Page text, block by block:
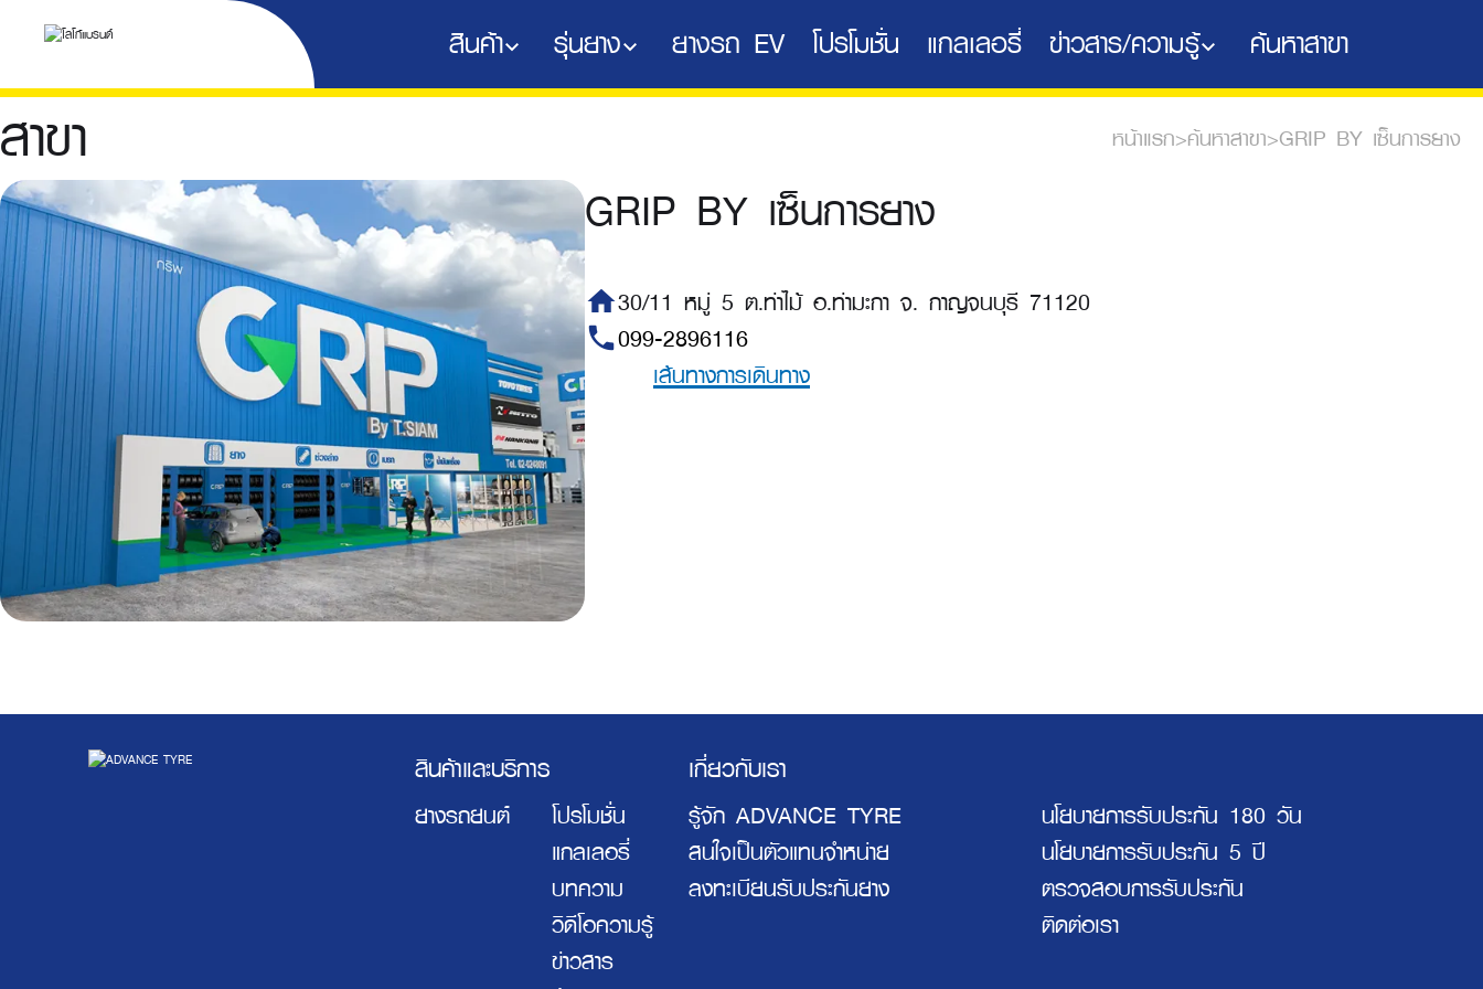
สินค้า รุ่นยาง ยางรถ EV โปรโมชั่น แกลเลอรี่ ข่าวสาร/ความรู้ ค้นหาสาขา
สาขา หน้าแรก>ค้นหาสาขา>GRIP BY เซ็นการยาง
GRIP BY เซ็นการยาง
home30/11 หมู่ 5 ต.ท่าไม้ อ.ท่ามะกา จ. กาญจนบุรี 71120
phone099-2896116
เส้นทางการเดินทาง
สินค้าและบริการ
ยางรถยนต์
โปรโมชั่น
แกลเลอรี่
บทความ
วิดีโอความรู้
ข่าวสาร
เกี่ยวกับเรา
รู้จัก ADVANCE TYRE
สนใจเป็นตัวแทนจำหน่าย
ลงทะเบียนรับประกันยาง
นโยบายการรับประกัน 180 วัน
นโยบายการรับประกัน 5 ปี
ตรวจสอบการรับประกัน
ติดต่อเรา